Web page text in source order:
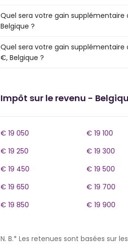
Quel sera votre gain supplémentaire
Belgique ?
Quel sera votre gain
€, Belgique ?
Impôt sur le revenu -
€ 19 050 € 19 100
€ 19 250
€ 19 300
€ 19 450
€ 19 500
€ 19 650
€ 19 700
€ 19 850
€ 19 900
N. B.* Les retenues sont basées sur